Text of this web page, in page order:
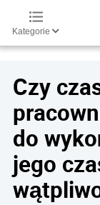
Kategorie
Czy
do
jego